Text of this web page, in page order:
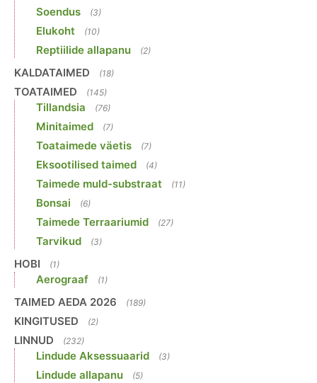
Soendus (3)
Elukoht (10)
Reptiilide allapanu (2)
KALDATAIMED (18)
TOATAIMED (145)
Tillandsia (76)
Minitaimed (7)
Toataimede väetis (7)
Eksootilised taimed (4)
Taimede muld-substraat (11)
Bonsai (6)
Taimede Terraariumid (27)
Tarvikud (3)
HOBI (1)
Aerograaf (1)
TAIMED AEDA 2026 (189)
KINGITUSED (2)
LINNUD (232)
Lindude Aksessuaarid (3)
Lindude allapanu (5)